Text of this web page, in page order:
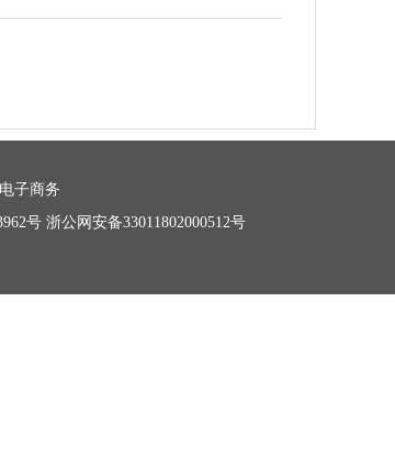
子商务
号 浙公网安备33011802000512号